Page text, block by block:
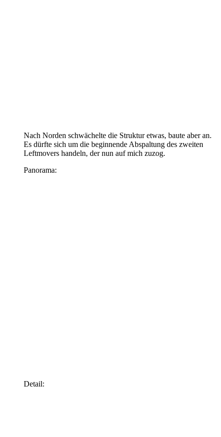
Nach Norden schwächelte die Struktur etwas, baute aber an.
Es dürfte sich um die beginnende Abspaltung des zweiten
Leftmovers handeln, der nun auf mich zuzog.
Panorama:
Detail: